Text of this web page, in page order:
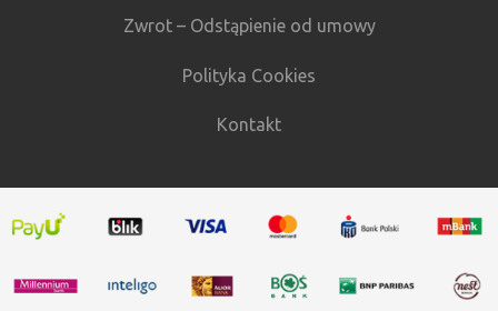
Zwrot – Odstąpienie od umowy
Polityka Cookies
Kontakt